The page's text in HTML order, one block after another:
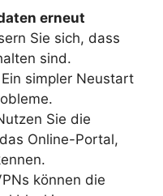
erneut
Sie sich, dass
sind.
simpler Neustart
Sie die
Online-Portal,
können die